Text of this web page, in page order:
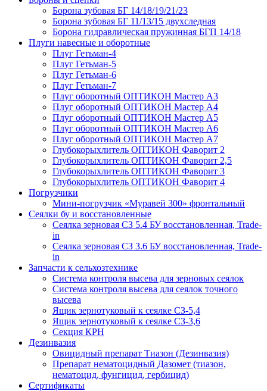
Борона зубовая БГ 14/18/19/21/23
Борона зубовая БГ 11/13/15 двухследная
Борона гидравлическая пружинная БГП 14/18
Плуги навесные и оборотные
Плуг Гетьман-4
Плуг Гетьман-5
Плуг Гетьман-6
Плуг Гетьман-7
Плуг оборотный ОПТИКОН Мастер А3
Плуг оборотный ОПТИКОН Мастер А4
Плуг оборотный ОПТИКОН Мастер А5
Плуг оборотный ОПТИКОН Мастер А6
Плуг оборотный ОПТИКОН Мастер А7
Глубокорыхлитель ОПТИКОН Фаворит 2
Глубокорыхлитель ОПТИКОН Фаворит 2,5
Глубокорыхлитель ОПТИКОН Фаворит 3
Глубокорыхлитель ОПТИКОН Фаворит 4
Погрузчики
Мини-погрузчик «Муравей 300» фронтальный
Сеялки бу и восстановленные
Сеялка зерновая СЗ 5.4 БУ восстановленная, Trade-
in
Сеялка зерновая СЗ 3.6 БУ восстановленная, Trade-
in
Запчасти к сельхозтехнике
Система контроля высева для зерновых сеялок
Система контроля высева для сеялок точного
высева
Ящик зернотуковый к сеялке СЗ-5,4
Ящик зернотуковый к сеялке СЗ-3,6
Секция КРН
Дезинвазия
Овицидный препарат Тиазон (Дезинвазия)
Препарат нематоцидный Дазомет (тиазон,
нематоцид, фунгицид, гербицид)
Сертификаты